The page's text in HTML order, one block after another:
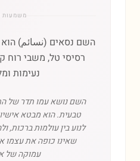
משמעות
השם נסאים (نسائم)
רסיסי טל, משבי רוח
נעימות
השם נושא עמו תדר של
טבעית. הוא מבטא
לנוע בין עולמות ברכות,
שאינו כופה את עצמו
עמוקה של